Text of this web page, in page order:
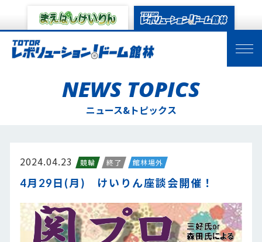
NEWS TOPICS
ニュース&トピックス
2024.04.23 競輪 終了 館林場外
4月29日(月) けいりん座談会開催！